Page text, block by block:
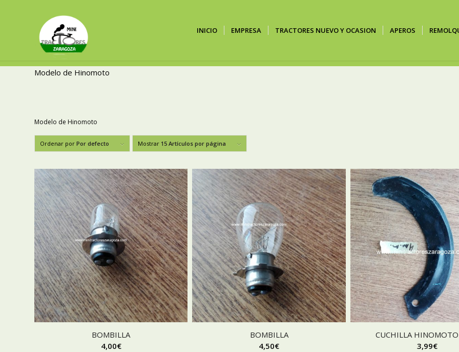
INICIO EMPRESA TRACTORES NUEVO Y OCASION APEROS
Modelo de Hinomoto
Modelo de Hinomoto
Ordenar por Por defecto Mostrar 15 Artículos por página
BOMBILLA
4,00€
BOMBILLA
4,50€
CUCHILLA
3,99€